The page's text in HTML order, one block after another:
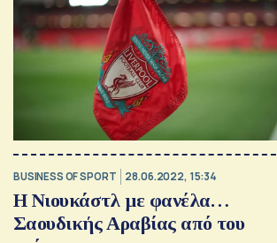
BUSINESS OF SPORT 28.06.2022, 15:34
Η Νιουκάστλ με φανέλα…
Σαουδικής Αραβίας από του